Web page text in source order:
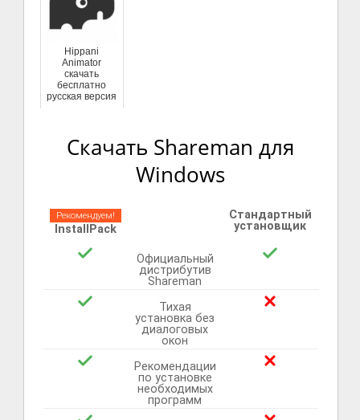
Hippani
Animator
скачать
бесплатно
русская версия
Скачать Shareman для
Windows
Рекомендуем!
InstallPack
Стандартный
установщик
Официальный
дистрибутив
Shareman
Тихая
установка без
диалоговых
окон
Рекомендации
по установке
необходимых
программ